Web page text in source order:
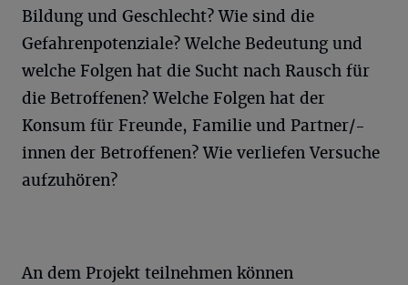
Bildung und Geschlecht? Wie sind die
Gefahrenpotenziale? Welche Bedeutung und
welche Folgen hat die Sucht nach Rausch für
die Betroffenen? Welche Folgen hat der
Konsum für Freunde, Familie und Partner/-
innen der Betroffenen? Wie verliefen Versuche
aufzuhören?
An dem Projekt teilnehmen können